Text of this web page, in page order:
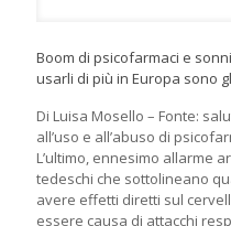
Boom di psicofarmaci e
usarli di più in Europa sono
Di Luisa Mosello – Fonte:
all’uso e all’abuso di
L’ultimo, ennesimo allarme
tedeschi che sottolineano
avere effetti diretti sul
essere causa di attacchi